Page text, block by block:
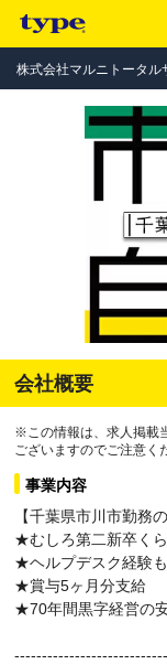
株式会社マルニトータル
会社概要
※この情報は、求人掲載
ございますのでご注意く
事業内容
【千葉県市川市勤務
★むしろ第二新卒く
★ヘルプデスク経験
★賞与5ヶ月分支給
★70年間黒字経営の